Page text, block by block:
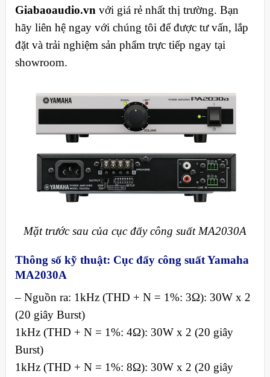
Giabaoaudio.vnvới giá rẻ nhất thị trường. Bạn
hãy liên hệ ngay với chúng tôi để được tư vấn, lắp
đặt và trải nghiệm sản phẩm trực tiếp ngay tại
showroom.
Mặt trước sau của cục đẩy công suất MA2030A
Thông số kỹ thuật: Cục đẩy công suất Yamaha
MA2030A
– Nguồn ra: 1kHz (THD + N = 1%: 3Ω): 30W x 2
(20 giây Burst)
1kHz (THD + N = 1%: 4Ω): 30W x 2 (20 giây
Burst)
1kHz (THD + N = 1%: 8Ω): 30W x 2 (20 giây